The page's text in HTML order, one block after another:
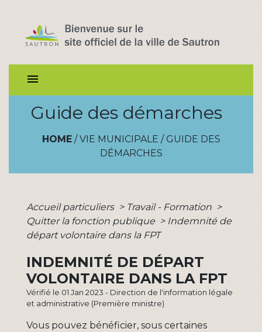
menu
Guide des démarches
HOME/ VIE MUNICIPALE / GUIDE DES
DÉMARCHES
Accueil particuliers > Travail - Formation >
Quitter la fonction publique > Indemnité de
départ volontaire dans la FPT
INDEMNITÉ DE DÉPART
VOLONTAIRE DANS LA FPT
Vérifié le 01 Jan 2023 - Direction de l'information légale
et administrative (Première ministre)
Vous pouvez bénéficier, sous certaines